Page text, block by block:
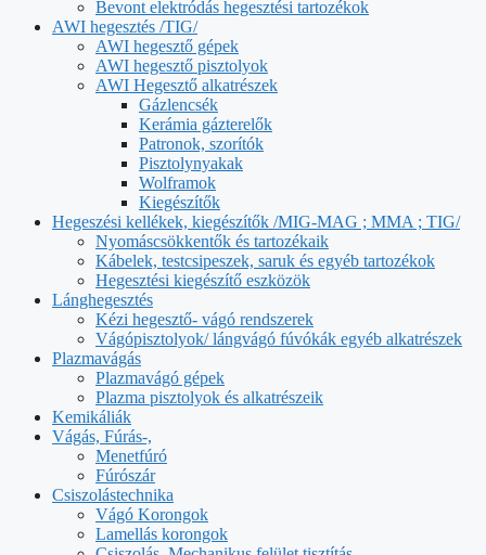
Bevont elektródás hegesztési tartozékok
AWI hegesztés /TIG/
AWI hegesztő gépek
AWI hegesztő pisztolyok
AWI Hegesztő alkatrészek
Gázlencsék
Kerámia gázterelők
Patronok, szorítók
Pisztolynyakak
Wolframok
Kiegészítők
Hegeszési kellékek, kiegészítők /MIG-MAG ; MMA ; TIG/
Nyomáscsökkentők és tartozékaik
Kábelek, testcsipeszek, saruk és egyéb tartozékok
Hegesztési kiegészítő eszközök
Lánghegesztés
Kézi hegesztő- vágó rendszerek
Vágópisztolyok/ lángvágó fúvókák egyéb alkatrészek
Plazmavágás
Plazmavágó gépek
Plazma pisztolyok és alkatrészeik
Kemikáliák
Vágás, Fúrás-,
Menetfúró
Fúrószár
Csiszolástechnika
Vágó Korongok
Lamellás korongok